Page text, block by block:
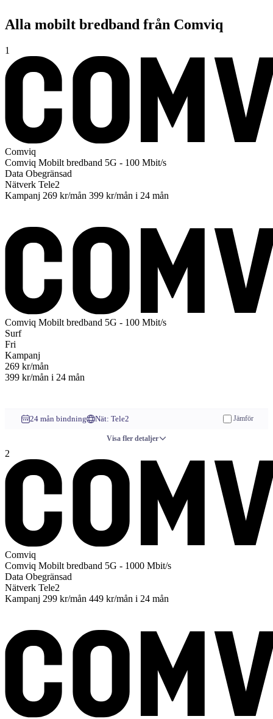
Alla mobilt bredband från Comviq
1
Comviq
Comviq Mobilt bredband 5G - 100 Mbit/s
Data Obegränsad
Nätverk Tele2
Kampanj 269 kr/mån 399 kr/mån i 24 mån
Comviq Mobilt bredband 5G - 100 Mbit/s
Surf
Fri
Kampanj
269 kr/mån
399 kr/mån i 24 mån
24 mån bindning Nät: Tele2 Jämför
Visa fler detaljer
2
Comviq
Comviq Mobilt bredband 5G - 1000 Mbit/s
Data Obegränsad
Nätverk Tele2
Kampanj 299 kr/mån 449 kr/mån i 24 mån